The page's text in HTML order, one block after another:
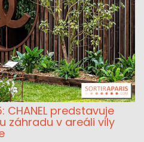
predstavuje
záhradu v areáli vily